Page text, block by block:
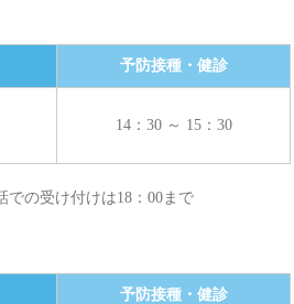
予防接種・健診
14：30 ～ 15：30
け付けは18：00まで
予防接種・健診